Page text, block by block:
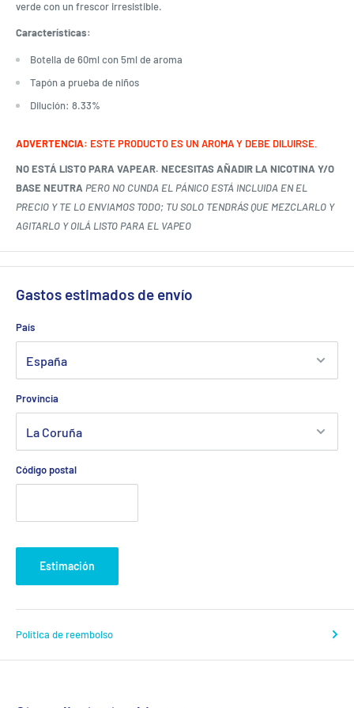
verde con un frescor irresistible.
Características:
Botella de 60ml con 5ml de aroma
Tapón a prueba de niños
Dilución: 8.33%
ADVERTENCIA: ESTE PRODUCTO ES UN AROMA Y DEBE DILUIRSE.
NO ESTÁ LISTO PARA VAPEAR. NECESITAS AÑADIR LA NICOTINA Y/O
BASE NEUTRA PERO NO CUNDA EL PÁNICO ESTÁ INCLUIDA EN EL
PRECIO Y TE LO ENVIAMOS TODO; TU SOLO TENDRÁS QUE MEZCLARLO Y
AGITARLO Y OILÁ LISTO PARA EL VAPEO
Gastos estimados de envío
País
Provincia
Código postal
Estimación
Política de reembolso